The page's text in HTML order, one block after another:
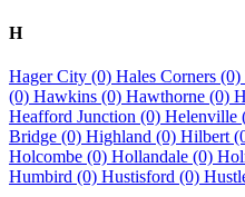
H
Hager City (0) Hales Corners (0)
(0) Hawkins (0) Hawthorne (0)
Heafford Junction (0) Helenville
Bridge (0) Highland (0) Hilbert
Holcombe (0) Hollandale (0)
Humbird (0) Hustisford (0)